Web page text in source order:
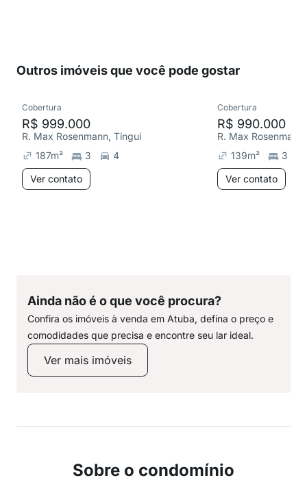
Outros imóveis que você pode gostar
Cobertura
R$ 999.000
R. Max Rosenmann, Tingui
187m² 3
4
Ver contato
Cobertura
R$ 990.000
R. Max
139m²
3
Ver contato
Ainda não é o que você procura?
Confira os imóveis à venda em Atuba, defina o preço e
comodidades que precisa e encontre seu lar ideal.
Ver mais imóveis
Sobre o condomínio